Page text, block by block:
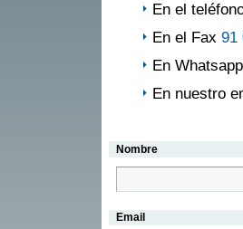
En el
En el Fax 91
En
En nuestro
Nombre
Email